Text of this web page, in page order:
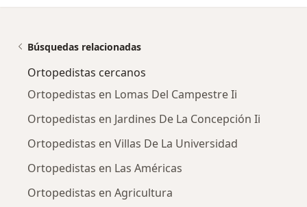
Búsquedas relacionadas
Ortopedistas cercanos
Ortopedistas en Lomas Del Campestre Ii
Ortopedistas en Jardines De La Concepción Ii
Ortopedistas en Villas De La Universidad
Ortopedistas en Las Américas
Ortopedistas en Agricultura